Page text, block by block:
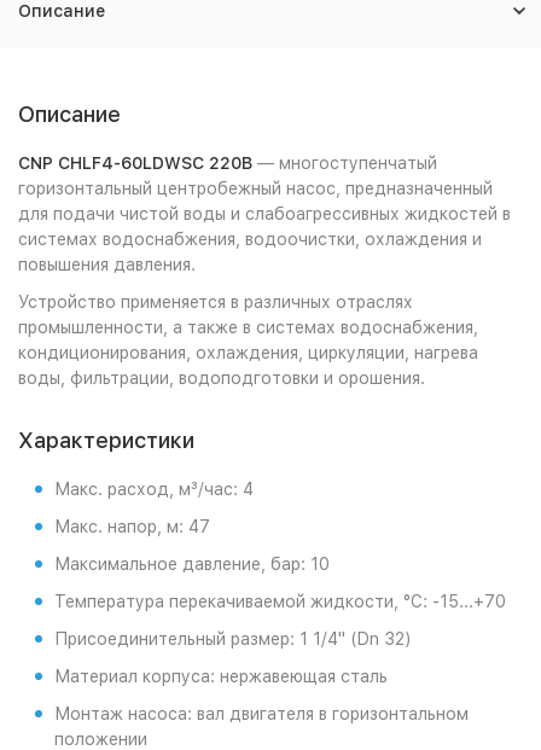
Описание
Описание
CNP CHLF4-60LDWSC 220В — многоступенчатый
горизонтальный центробежный насос, предназначенный
для подачи чистой воды и слабоагрессивных жидкостей в
системах водоснабжения, водоочистки, охлаждения и
повышения давления.
Устройство применяется в различных отраслях
промышленности, а также в системах водоснабжения,
кондиционирования, охлаждения, циркуляции, нагрева
воды, фильтрации, водоподготовки и орошения.
Характеристики
Макс. расход, м³/час: 4
Макс. напор, м: 47
Максимальное давление, бар: 10
Температура перекачиваемой жидкости, °С: -15...+70
Присоединительный размер: 1 1/4" (Dn 32)
Материал корпуса: нержавеющая сталь
Монтаж насоса: вал двигателя в горизонтальном
положении